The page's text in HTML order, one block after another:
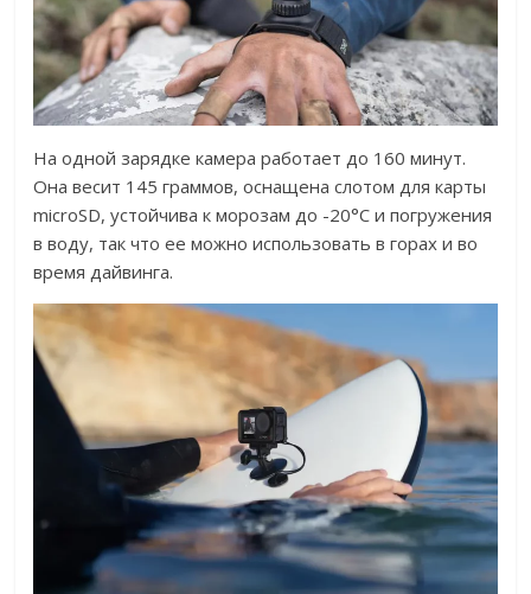
На одной зарядке камера работает до 160 минут.
Она весит 145 граммов, оснащена слотом для карты
microSD, устойчива к морозам до -20°C и погружения
в воду, так что ее можно использовать в горах и во
время дайвинга.